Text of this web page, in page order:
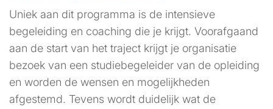
Uniek aan dit programma is de intensieve
begeleiding en coaching die je krijgt. Voorafgaand
aan de start van het traject krijgt je organisatie
bezoek van een studiebegeleider van de opleiding
en worden de wensen en mogelijkheden
afgestemd. Tevens wordt duidelijk wat de